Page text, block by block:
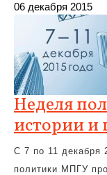
06 декабря 2015
Неделя
истории и
С 7 по 11 декабря
политики МПГУ